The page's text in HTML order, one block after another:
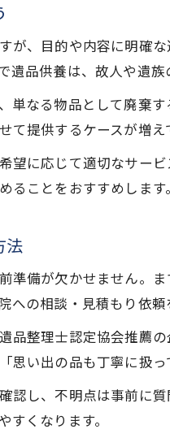
遺品の供
が、目的や内容に明確
遺品供養は、故人や遺
単なる物品として廃棄
提供するケースが増え
望に応じて適切なサー
ことをおすすめします。
法
準備が欠かせません。
への相談・見積もり依
品整理士認定協会推薦
い出の品も丁寧に扱
認し、不明点は事前に
くなります。